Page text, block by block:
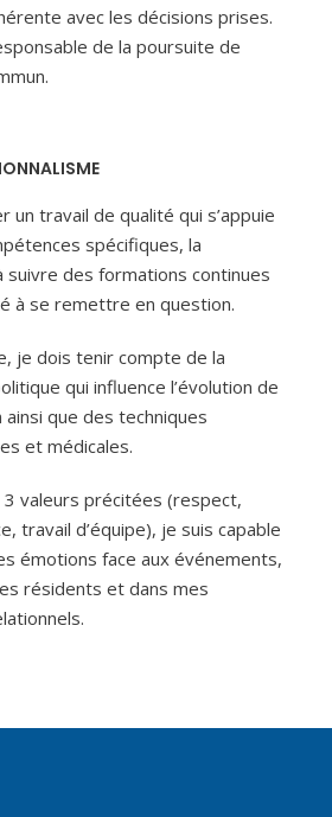
avec les décisions prises.
de la poursuite de
un travail de qualité qui s’appuie
spécifiques, la
suivre des formations continues
à se remettre en question.
je dois tenir compte de la
qui influence l’évolution de
ainsi que des techniques
et médicales.
3 valeurs précitées (respect,
travail d’équipe), je suis capable
émotions face aux événements,
résidents et dans mes